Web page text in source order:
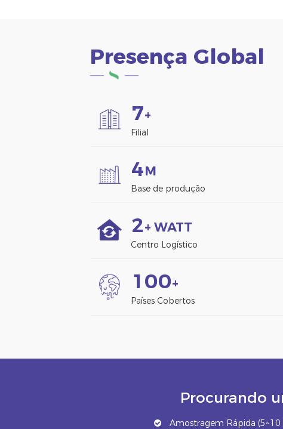
Presença Global
7+
Filial
4M
Base de produção
2+ WATT
Centro Logístico
1 00+
Países Cobertos
Procurando
Amostragem Rápida (5~10